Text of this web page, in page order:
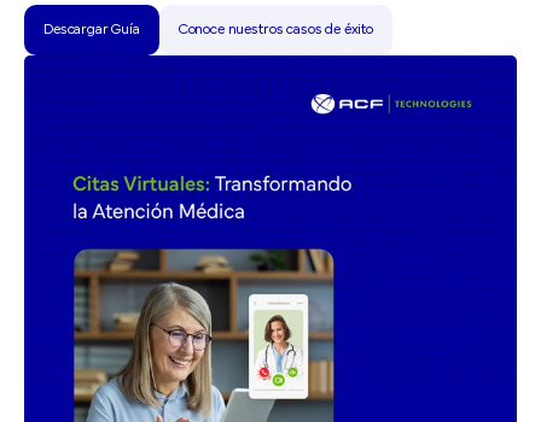
Descargar Guía Conoce nuestros casos de éxito